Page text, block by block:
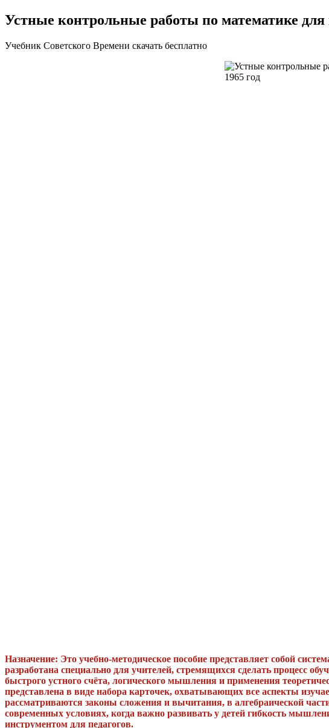
Устные контрольные работы по математике
Учебник Советского Времени скачать бесплатно
Назначение: Это учебно-методическое пособие представляет собой
разработана специально для учителей, стремящихся сделать процесс
быстрого устного счёта, логического мышления и применения
представлена в виде набора карточек, охватывающих все аспекты
рассматриваются законы сложения и вычитания, в алгебраической
современных условиях, когда важно развивать у детей гибкость
инструментом для педагогов.